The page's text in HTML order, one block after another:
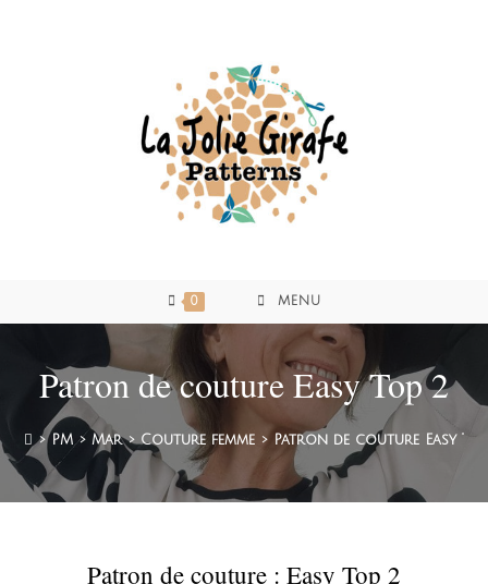
0 MENU
Patron de couture Easy Top 2
> PM > Mar > Couture femme > Patron de couture Easy
Patron de couture : Easy Top 2